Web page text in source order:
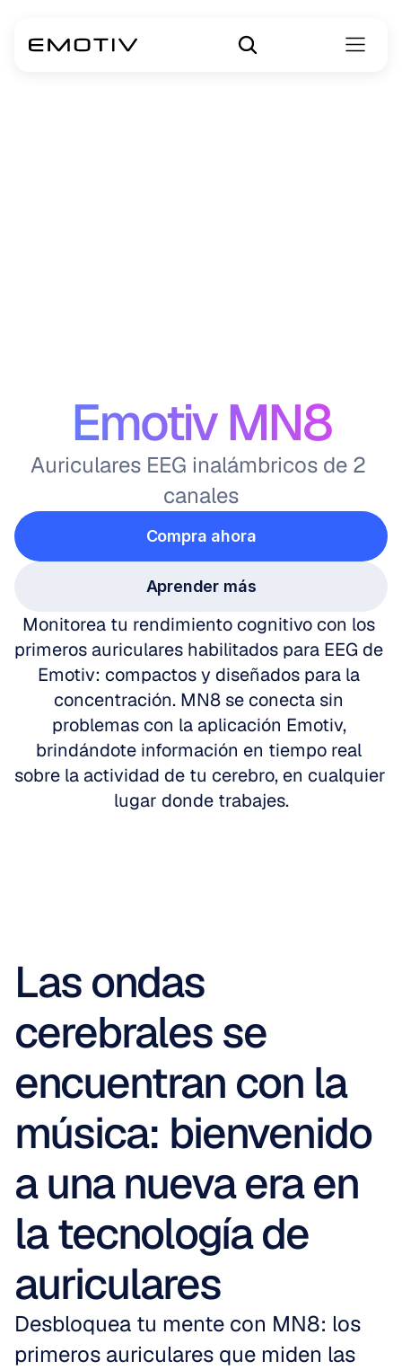
Emotiv MN8
Auriculares EEG inalámbricos de 2
canales
Compra ahora
Aprender más
Monitorea tu rendimiento cognitivo con los
primeros auriculares habilitados para EEG de
Emotiv: compactos y diseñados para la
concentración. MN8 se conecta sin
problemas con la aplicación Emotiv,
brindándote información en tiempo real
sobre la actividad de tu cerebro, en cualquier
lugar donde trabajes.
Las ondas
cerebrales se
encuentran con la
música: bienvenido
a una nueva era en
la tecnología de
auriculares
Desbloquea tu mente con MN8: los
primeros auriculares que miden las